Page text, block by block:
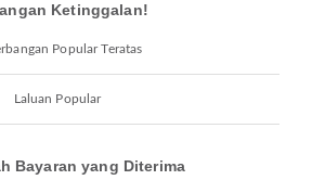
Ketinggalan!
Popular Teratas
Laluan Popular
Bayaran yang Diterima